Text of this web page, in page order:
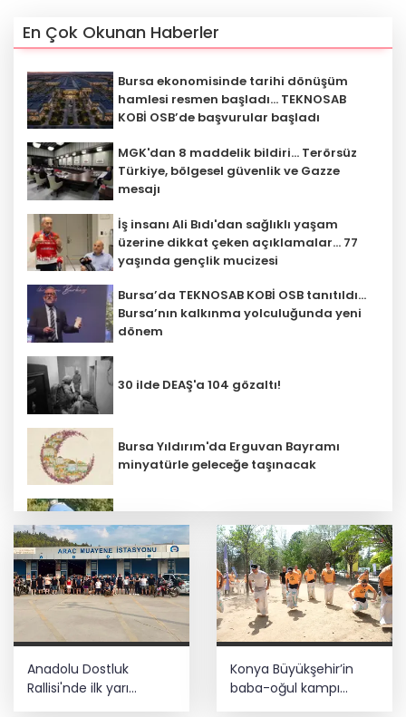
En Çok Okunan Haberler
Bursa ekonomisinde tarihi dönüşüm
hamlesi resmen başladı... TEKNOSAB
KOBİ OSB’de başvurular başladı
MGK'dan 8 maddelik bildiri... Terörsüz
Türkiye, bölgesel güvenlik ve Gazze
mesajı
İş insanı Ali Bıdı'dan sağlıklı yaşam
üzerine dikkat çeken açıklamalar... 77
yaşında gençlik mucizesi
Bursa’da TEKNOSAB KOBİ OSB tanıtıldı...
Bursa’nın kalkınma yolculuğunda yeni
dönem
30 ilde DEAŞ'a 104 gözaltı!
Bursa Yıldırım'da Erguvan Bayramı
minyatürle geleceğe taşınacak
kamu alanına döküme 150 bin TL ceza
CHP, Menderes Belediye Başkanı İlkay
Çiçek'i kesin ihraç talebiyle disipline
sevk etti
Ankara'da uyuşturucu ve fuhuş 8
gözaltı
Anadolu Dostluk
Rallisi'nde ilk yarı
tamamlandı
Konya Büyükşehir’in
baba-oğul kampı
Ağustos'ta da sürecek